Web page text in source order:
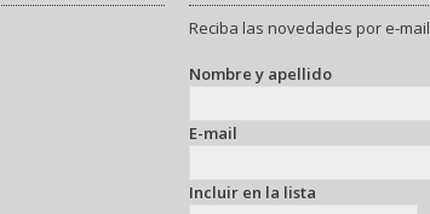
Reciba las novedades por e-mail
Nombre y apellido
E-mail
Incluir en la lista